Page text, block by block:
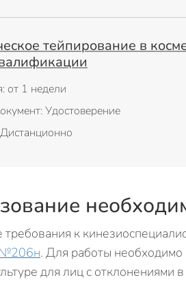
тейпирование в
от 1 недели
Удостоверение
к
№206н. Для работы
для лиц с отклонениями